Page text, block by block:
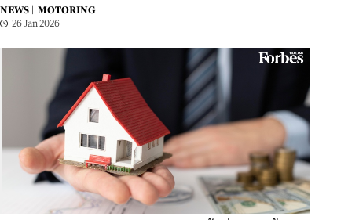
NEWS |
MOTORING
26 Jan 2026